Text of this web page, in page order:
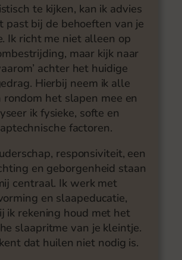
te kijken, kan ik advies
past bij de behoeften van je
Ik richt me niet alleen op
maar kijk naar
achter het huidige
Hierbij neem ik alle
het slapen mee en
ik fysieke, softe en
factoren.
responsiviteit, een
en geborgenheid staan
centraal. Ik werk met
en slaapeducatie,
ik rekening houd met het
slaapritme van je kleintje.
dat huilen niet nodig is.